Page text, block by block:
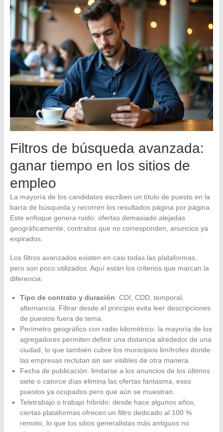
Filtros de búsqueda avanzada:
ganar tiempo en los sitios de
empleo
La mayoría de los candidatos escriben un título de puesto en la
barra de búsqueda y recorren los resultados página por página.
Este enfoque genera ruido: ofertas demasiado alejadas
geográficamente, contratos que no corresponden, anuncios ya
expirados.
Los filtros avanzados existen en casi todas las plataformas,
pero son poco utilizados. Aquí están los criterios que marcan la
diferencia:
Tipo de contrato y duración: CDI, CDD, temporal,
alternancia. Filtrar desde el principio evita leer descripciones
de puestos fuera de tema.
Perímetro geográfico con radio kilométrico: la mayoría de los
agregadores permiten definir una distancia alrededor de una
ciudad, lo que también cubre los municipios limítrofes donde
las empresas reclutan sin ser visibles de otra manera.
Fecha de publicación: limitarse a los anuncios de los últimos
siete o catorce días elimina las ofertas fantasma, esos
puestos ya ocupados pero que aún se muestran.
Teletrabajo o trabajo híbrido: desde hace algunos años,
ciertas plataformas ofrecen un filtro dedicado al 100 %
remoto, lo que los sitios generalistas más antiguos no